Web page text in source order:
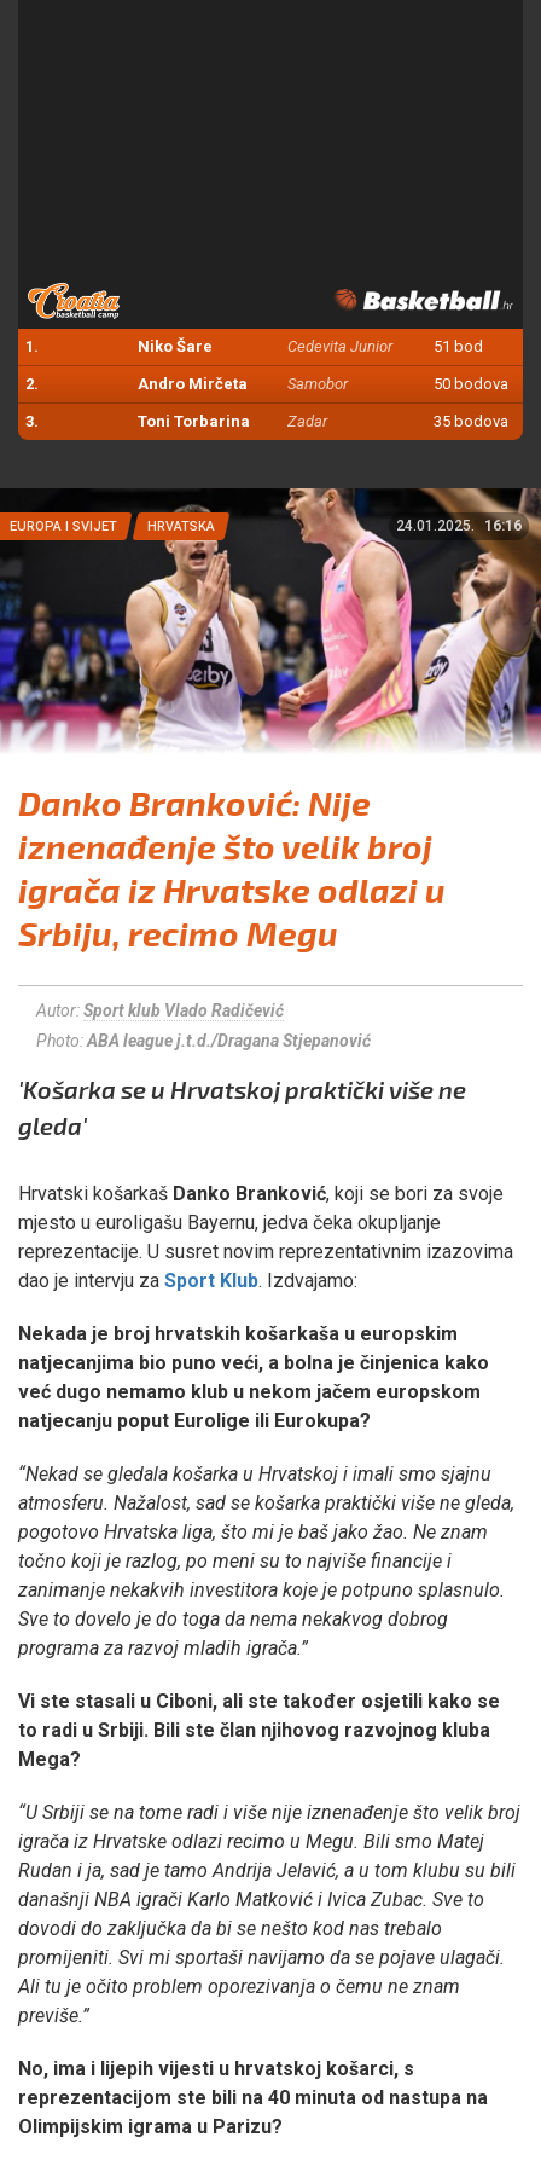
1. Niko Šare Cedevita Junior 51 bod
2. Andro Mirčeta Samobor 50 bodova
3. Toni Torbarina Zadar 35 bodova
EUROPA I SVIJET HRVATSKA 24.01.2025. 16:16
Danko Branković: Nije
iznenađenje što velik broj
igrača iz Hrvatske odlazi u
Srbiju, recimo Megu
Autor:Sport klub Vlado Radičević
Photo:ABA league j.t.d./Dragana Stjepanović
'Košarka se u Hrvatskoj praktički više ne
gleda'
Hrvatski košarkaš Danko Branković, koji se bori za svoje
mjesto u euroligašu Bayernu, jedva čeka okupljanje
reprezentacije. U susret novim reprezentativnim izazovima
dao je intervju za Sport Klub. Izdvajamo:
Nekada je broj hrvatskih košarkaša u europskim
natjecanjima bio puno veći, a bolna je činjenica kako
već dugo nemamo klub u nekom jačem europskom
natjecanju poput Eurolige ili Eurokupa?
“Nekad se gledala košarka u Hrvatskoj i imali smo sjajnu
atmosferu. Nažalost, sad se košarka praktički više ne gleda,
pogotovo Hrvatska liga, što mi je baš jako žao. Ne znam
točno koji je razlog, po meni su to najviše financije i
zanimanje nekakvih investitora koje je potpuno splasnulo.
Sve to dovelo je do toga da nema nekakvog dobrog
programa za razvoj mladih igrača.”
Vi ste stasali u Ciboni, ali ste također osjetili kako se
to radi u Srbiji. Bili ste član njihovog razvojnog kluba
Mega?
“U Srbiji se na tome radi i više nije iznenađenje što velik broj
igrača iz Hrvatske odlazi recimo u Megu. Bili smo Matej
Rudan i ja, sad je tamo Andrija Jelavić, a u tom klubu su bili
današnji NBA igrači Karlo Matković i Ivica Zubac. Sve to
dovodi do zaključka da bi se nešto kod nas trebalo
promijeniti. Svi mi sportaši navijamo da se pojave ulagači.
Ali tu je očito problem oporezivanja o čemu ne znam
previše.”
No, ima i lijepih vijesti u hrvatskoj košarci, s
reprezentacijom ste bili na 40 minuta od nastupa na
Olimpijskim igrama u Parizu?